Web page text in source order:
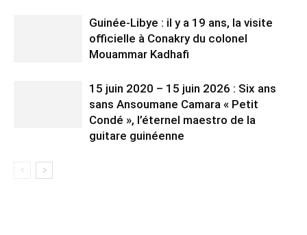
Guinée-Libye : il y a 19 ans, la visite
officielle à Conakry du colonel
Mouammar Kadhafi
15 juin 2020 – 15 juin 2026 : Six ans
sans Ansoumane Camara « Petit
Condé », l’éternel maestro de la
guitare guinéenne